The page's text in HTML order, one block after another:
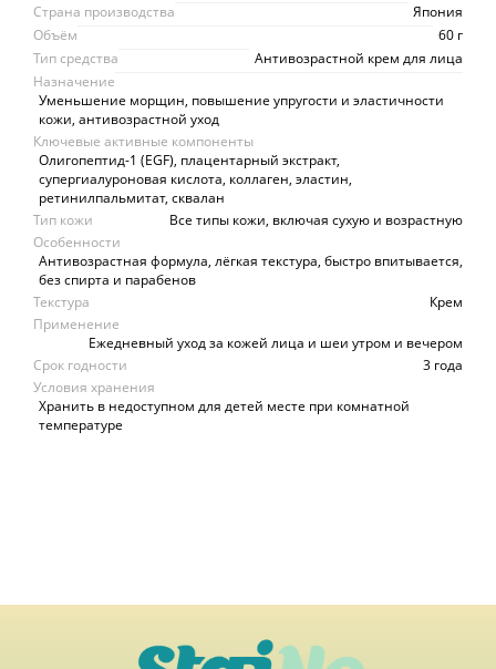
Страна производства
Япония
Объём
60 г
Тип средства
Антивозрастной крем для лица
Назначение
Уменьшение морщин, повышение упругости и эластичности
кожи, антивозрастной уход
Ключевые активные компоненты
Олигопептид-1 (EGF), плацентарный экстракт,
супергиалуроновая кислота, коллаген, эластин,
ретинилпальмитат, сквалан
Тип кожи
Все типы кожи, включая сухую и возрастную
Особенности
Антивозрастная формула, лёгкая текстура, быстро впитывается,
без спирта и парабенов
Текстура
Крем
Применение
Ежедневный уход за кожей лица и шеи утром и вечером
Срок годности
3 года
Условия хранения
Хранить в недоступном для детей месте при комнатной
температуре